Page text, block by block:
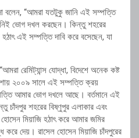
বলেন, “আমরা যতটুকু জানি এই সম্পত্তি
ভোগ দখল করছেন। কিন্তু শহরের
এই সম্পত্তি দাবি করে বসেছেন, যা
রেমিট্যান্স যোদ্ধা, বিদেশে অনেক কষ্ট
২০০৯ সালে এই সম্পত্তি ক্রয়
আমার ভোগ দখলে আছে। বর্তমানে এই
চাঁদপুর শহরের বিষ্ণুপুর এলাকার এবং
মিয়াজি হঠাৎ করে আমার জমির
করে দেয়। রাসেল হোসেন মিয়াজি চাঁদপুরের